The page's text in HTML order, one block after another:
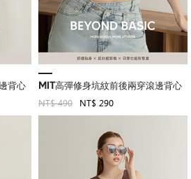
背心 MIT高彈修身坑紋前後兩穿滾邊背心
NT$ 490 NT$ 290